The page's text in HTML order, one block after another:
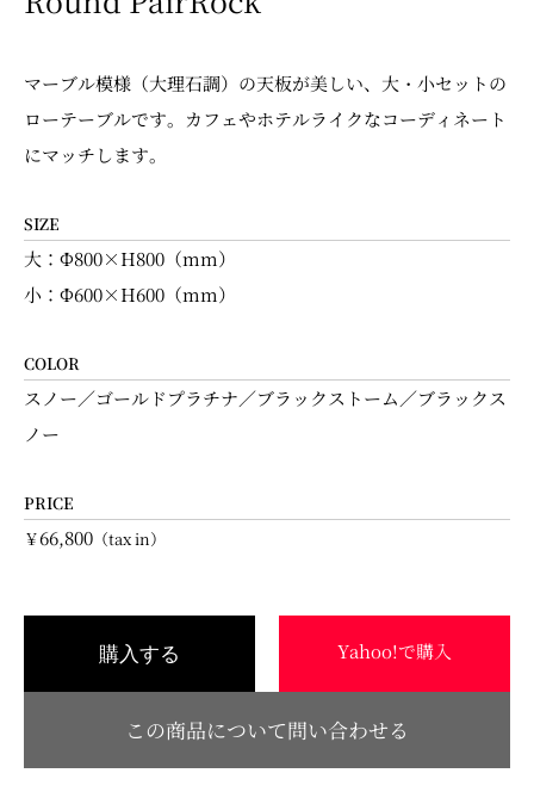
マーブル模様（大理石調）の天板が美しい、大・小セットの
ローテーブルです。カフェやホテルライクなコーディネート
にマッチします。
SIZE
大：Φ800×H800（mm）
小：Φ600×H600（mm）
COLOR
スノー／ゴールドプラチナ／ブラックストーム／ブラックス
ノー
PRICE
￥66,800 （tax in）
購入する Yahoo!で購入
この商品について問い合わせる